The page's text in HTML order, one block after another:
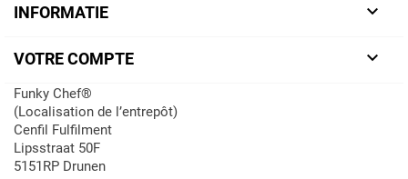
INFORMATIE 
VOTRE COMPTE 
Funky Chef®
(Localisation de l’entrepôt)
Cenfil Fulfilment
Lipsstraat 50F
5151RP Drunen